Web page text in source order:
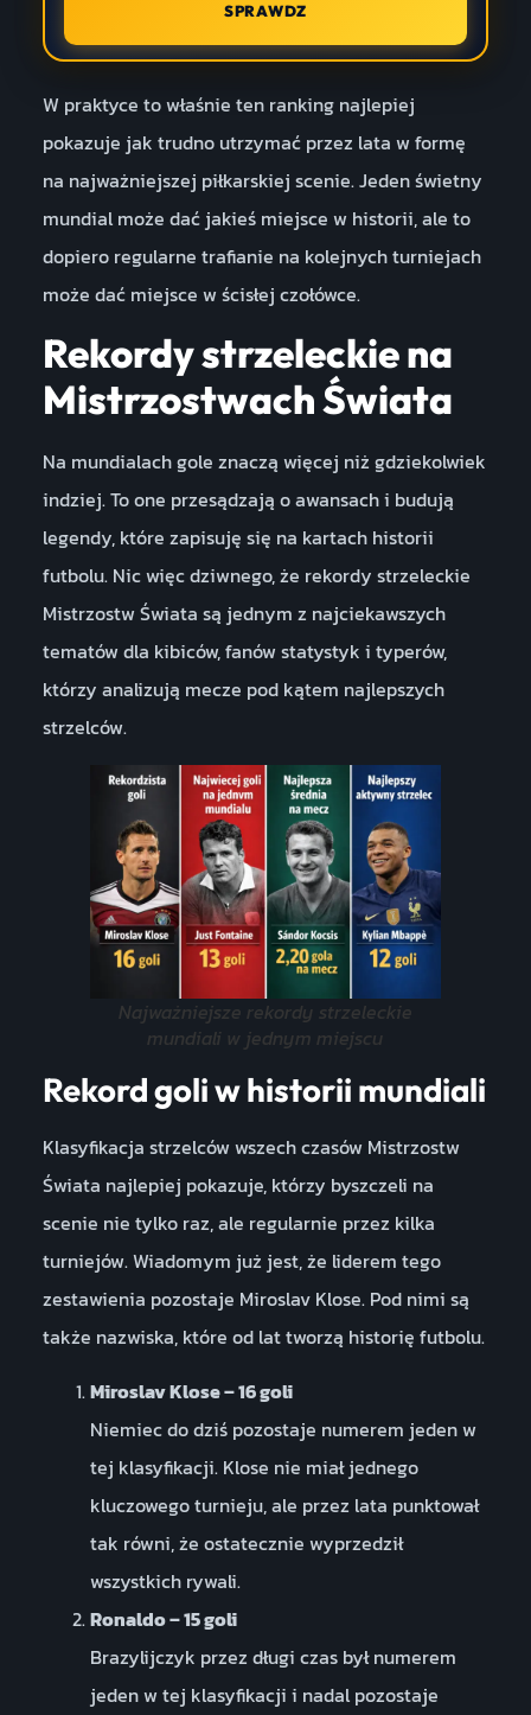
SPRAWDZ
W praktyce to właśnie ten ranking najlepiej
pokazuje jak trudno utrzymać przez lata w formę
na najważniejszej piłkarskiej scenie. Jeden świetny
mundial może dać jakieś miejsce w historii, ale to
dopiero regularne trafianie na kolejnych turniejach
może dać miejsce w ścisłej czołówce.
Rekordy strzeleckie na
Mistrzostwach Świata
Na mundialach gole znaczą więcej niż gdziekolwiek
indziej. To one przesądzają o awansach i budują
legendy, które zapisuję się na kartach historii
futbolu. Nic więc dziwnego, że rekordy strzeleckie
Mistrzostw Świata są jednym z najciekawszych
tematów dla kibiców, fanów statystyk i typerów,
którzy analizują mecze pod kątem najlepszych
strzelców.
Najważniejsze rekordy strzeleckie
mundiali w jednym miejscu
Rekord goli w historii mundiali
Klasyfikacja strzelców wszech czasów Mistrzostw
Świata najlepiej pokazuje, którzy byszczeli na
scenie nie tylko raz, ale regularnie przez kilka
turniejów. Wiadomym już jest, że liderem tego
zestawienia pozostaje Miroslav Klose. Pod nimi są
także nazwiska, które od lat tworzą historię futbolu.
Miroslav Klose – 16 goli
Niemiec do dziś pozostaje numerem jeden w
tej klasyfikacji. Klose nie miał jednego
kluczowego turnieju, ale przez lata punktował
tak równi, że ostatecznie wyprzedził
wszystkich rywali.
Ronaldo – 15 goli
Brazylijczyk przez długi czas był numerem
jeden w tej klasyfikacji i nadal pozostaje